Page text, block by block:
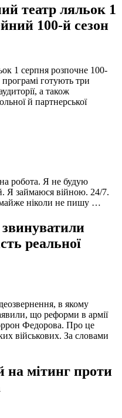
театр ляльок 1
100-й сезон
1 серпня розпочне 100-
готують три
а також
й партнерської
робота. Я не будую
Я займаюся війною. 24/7.
майже ніколи не пишу …
звинуватили
реальної
в якому
що реформи в армії
Федорова. Про це
військових. За словами
на мітинг проти